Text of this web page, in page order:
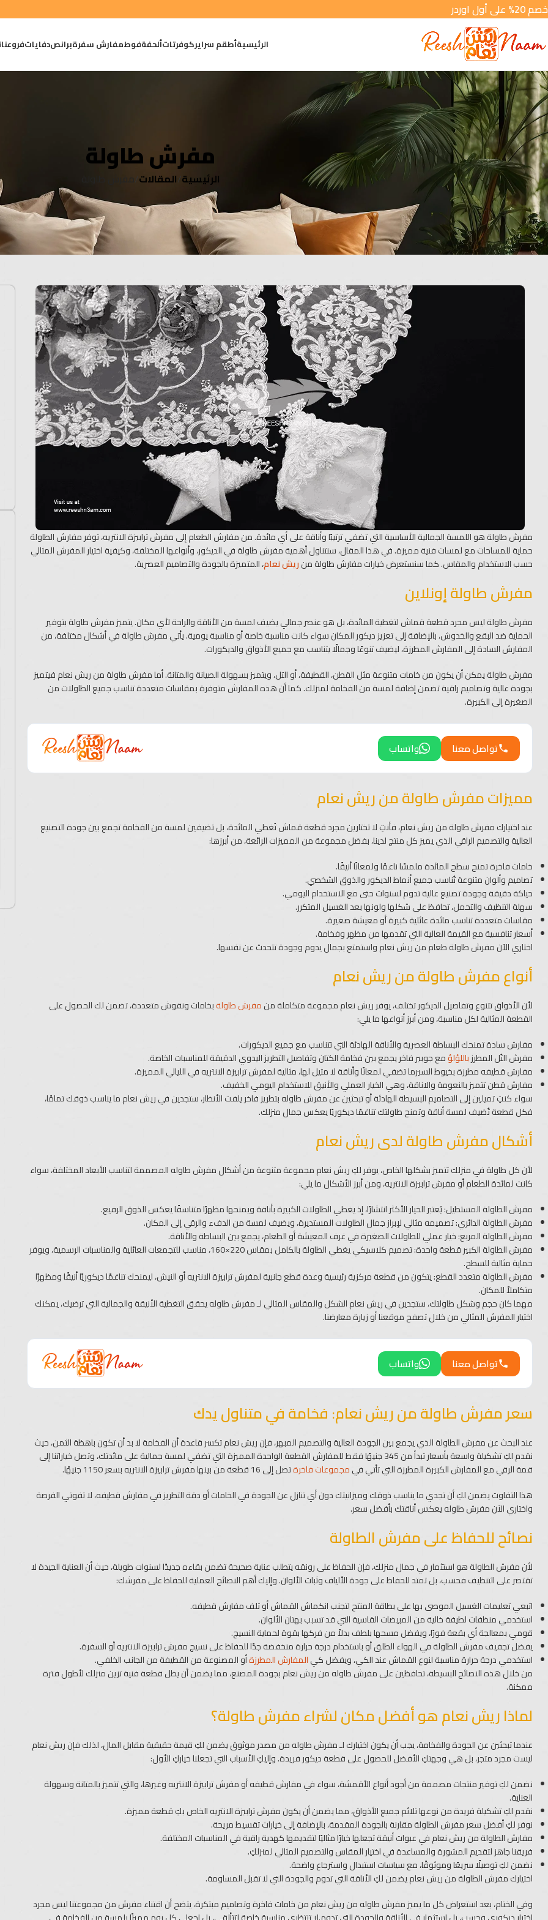
خصم 20% على أول اوردر
الرئيسيةأطقم سرايركوفرتاتألحفةفوطمفارش سفرةبرانصدفاياتفروعنا
مفرش طاولة
الرئيسية المقالات
مفرش طاولة هو اللمسة الجمالية الأساسية التي تضفي ترتيبًا وأناقة على أي مائدة. من مفارش الطعام إلى مفرش ترابيزة الانتريه، توفر مفارش الطاولة
حماية للمساحات مع لمسات فنية مميزة. في هذا المقال، سنتناول أهمية مفرش طاولة في الديكور، وأنواعها المختلفة، وكيفية اختيار المفرش المثالي
حسب الاستخدام والمقاس. كما سنستعرض خيارات مفارش طاولة منريش نعام، المتميزة بالجودة والتصاميم العصرية.
مفرش طاولة إونلاين
مفرش طاولة ليس مجرد قطعة قماش لتغطية المائدة، بل هو عنصر جمالي يضيف لمسة من الأناقة والراحة لأي مكان. يتميز مفرش طاولة بتوفير
الحماية ضد البقع والخدوش، بالإضافة إلى تعزيز ديكور المكان سواء كانت مناسبة خاصة أو مناسبة يومية. يأتي مفرش طاولة في أشكال مختلفة، من
المفارش السادة إلى المفارش المطرزة، ليضيف تنوعًا وجمالًا يتناسب مع جميع الأذواق والديكورات.
مفرش طاولة يمكن أن يكون من خامات متنوعة مثل القطن، القطيفة، أو التل، ويتميز بسهولة الصيانة والمتانة. أما مفرش طاولة من ريش نعام فيتميز
بجودة عالية وتصاميم راقية تضمن إضافة لمسة من الفخامة لمنزلك. كما أن هذه المفارش متوفرة بمقاسات متعددة تناسب جميع الطاولات من
الصغيرة إلى الكبيرة.
واتساب تواصل معنا
مميزات مفرش طاولة من ريش نعام
عند اختيارك مفرش طاولة من ريش نعام، فأنتِ لا تختارين مجرد قطعة قماش تُغطي المائدة، بل تضيفين لمسة من الفخامة تجمع بين جودة التصنيع
العالية والتصميم الراقي الذي يميز كل منتج لدينا، بفضل مجموعة من المميزات الرائعة، من أبرزها:
خامات فاخرة تمنح سطح المائدة ملمسًا ناعمًا ولمعانًا أنيقًا.
تصاميم وألوان متنوعة تُناسب جميع أنماط الديكور والذوق الشخصي.
حياكة دقيقة وجودة تصنيع عالية تدوم لسنوات حتى مع الاستخدام اليومي.
سهلة التنظيف والتحمل، تحافظ على شكلها ولونها بعد الغسيل المتكرر.
مقاسات متعددة تناسب مائدة عائلية كبيرة أو معيشة صغيرة.
أسعار تنافسية مع القيمة العالية التي تقدمها من مظهر وفخامة.
اختاري الآن مفرش طاولة طعام من ريش نعام واستمتع بجمال يدوم وجودة تتحدث عن نفسها.
أنواع مفرش طاولة من ريش نعام
لأن الأذواق تتنوع وتفاصيل الديكور تختلف، يوفر ريش نعام مجموعة متكاملة منمفرش طاولةبخامات ونقوش متعددة، تضمن لك الحصول على
القطعة المثالية لكل مناسبة، ومن أبرز أنواعها ما يلي:
مفارش سادة تمنحك البساطة العصرية والأناقة الهادئة التي تتناسب مع جميع الديكورات.
مفرش التُل المطرزباللؤلؤمع جوبير فاخر يجمع بين فخامة الكتان وتفاصيل التطريز اليدوي الدقيقة للمناسبات الخاصة.
مفارش قطيفه مطرزة بخيوط السيرما تضفي لمعانًا وأناقة لا مثيل لها، مثالية لمفرش ترابيزة الانتريه في الليالي المميزة.
مفارش قطن تتميز بالنعومة والاناقة، وهي الخيار العملي والأنيق للاستخدام اليومي الخفيف.
سواء كنتِ تميلين إلى التصاميم البسيطة الهادئة أو تبحثين عن مفرش طاوله بتطريز فاخر يلفت الأنظار، ستجدين في ريش نعام ما يناسب ذوقك تمامًا،
فكل قطعة تُضيف لمسة أناقة وتمنح طاولتك تناغمًا ديكوريًا يعكس جمال منزلك.
أشكال مفرش طاولة لدى ريش نعام
لأن كل طاولة في منزلك تتميز بشكلها الخاص، يوفر لكِ ريش نعام مجموعة متنوعة من أشكال مفرش طاوله المصممة لتناسب الأبعاد المختلفة، سواء
كانت لمائدة الطعام أو مفرش ترابيزة الانتريه، ومن أبرز الأشكال ما يلي:
مفرش الطاولة المستطيل: يُعتبر الخيار الأكثر انتشارًا، إذ يغطي الطاولات الكبيرة بأناقة ويمنحها مظهرًا متناسقًا يعكس الذوق الرفيع.
مفرش الطاولة الدائري: تصميمه مثالي لإبراز جمال الطاولات المستديرة، ويضيف لمسة من الدفء والرقي إلى المكان.
مفرش الطاولة المربع: خيار عملي للطاولات الصغيرة في غرف المعيشة أو الطعام، يجمع بين البساطة والأناقة.
مفرش الطاولة الكبير قطعة واحدة: تصميم كلاسيكي يغطي الطاولة بالكامل بمقاس ‎160×220‎، مناسب للتجمعات العائلية والمناسبات الرسمية، ويوفر
حماية مثالية للسطح.
مفرش الطاولة متعدد القطع: يتكون من قطعة مركزية رئيسية وعدة قطع جانبية لمفرش ترابيزة الانتريه أو النيش، ليمنحك تناغمًا ديكوريًا أنيقًا ومظهرًا
متكاملاً للمكان.
مهما كان حجم وشكل طاولتك، ستجدين في ريش نعام الشكل والمقاس المثالي لـ مفرش طاوله يحقق التغطية الأنيقة والجمالية التي ترضيك، يمكنك
اختيار المفرش المثالي من خلال تصفح موقعنا أو زيارة معارضنا.
واتساب تواصل معنا
سعر مفرش طاولة من ريش نعام: فخامة في متناول يدك
عند البحث عن مفرش الطاولة الذي يجمع بين الجودة العالية والتصميم المبهر، فإن ريش نعام تكسر قاعدة أن الفخامة لا بد أن تكون باهظة الثمن، حيث
نقدم لكِ تشكيلة واسعة بأسعار تبدأ من 345 جنيهًا فقط للمفارش القطعة الواحدة المميزة التي تضفي لمسة جمالية على مائدتك، وتصل خياراتنا إلى
قمة الرقي مع المفارش الكبيرة المطرزة التي تأتي فيمجموعات فاخرةتصل إلى 16 قطعة من بينها مفرش ترابيزة الانتريه بسعر 1150 جنيهًا.
هذا التفاوت يضمن لكِ أن تجدي ما يناسب ذوقك وميزانيتك دون أي تنازل عن الجودة في الخامات أو دقة التطريز في مفارش قطيفه، لا تفوتي الفرصة
واختاري الآن مفرش طاوله يعكس أناقتك بأفضل سعر.
نصائح للحفاظ على مفرش الطاولة
لأن مفرش الطاولة هو استثمار في جمال منزلك، فإن الحفاظ على رونقه يتطلب عناية صحيحة تضمن بقاءه جديدًا لسنوات طويلة، حيث أن العناية الجيدة لا
تقتصر على التنظيف فحسب، بل تمتد للحفاظ على جودة الألياف وثبات الألوان. وإليك أهم النصائح العملية للحفاظ على مفرشك:
اتبعي تعليمات الغسيل الموصى بها على بطاقة المنتج لتجنب انكماش القماش أو تلف مفارش قطيفه.
استخدمي منظفات لطيفة خالية من المبيضات القاسية التي قد تسبب بهتان الألوان.
قومي بمعالجة أي بقعة فورًا، ويفضل مسحها بلطف بدلاً من فركها بقوة لحماية النسيج.
يفضل تجفيف مفرش الطاولة في الهواء الطلق أو باستخدام درجة حرارة منخفضة جدًا للحفاظ على نسيج مفرش ترابيزة الانتريه أو السفرة.
استخدمي درجة حرارة مناسبة لنوع القماش عند الكي، ويفضل كيالمفارش المطرزةأو المصنوعة من القطيفة من الجانب الخلفي.
من خلال هذه النصائح البسيطة، تحافظين على مفرش طاوله من ريش نعام بجودة المصنع، مما يضمن أن يظل قطعة فنية تزين منزلك لأطول فترة
ممكنة.
لماذا ريش نعام هو أفضل مكان لشراء مفرش طاولة؟
عندما تبحثين عن الجودة والفخامة، يجب أن يكون اختيارك لـ مفرش طاوله من مصدر موثوق يضمن لكِ قيمة حقيقية مقابل المال، لذلك فإن ريش نعام
ليست مجرد متجر، بل هي وجهتكِ الأفضل للحصول على قطعة ديكور فريدة. وإليكِ الأسباب التي تجعلنا خياركِ الأول:
نضمن لكِ توفير منتجات مصممة من أجود أنواع الأقمشة، سواء في مفارش قطيفه أو مفرش ترابيزة الانتريه وغيرها، والتي تتميز بالمتانة وسهولة
العناية.
نقدم لكِ تشكيلة فريدة من نوعها تلائم جميع الأذواق، مما يضمن أن يكون مفرش ترابيزة الانتريه الخاص بكِ قطعة مميزة.
نوفر لكِ أفضل سعر مفرش الطاولة مقارنة بالجودة المقدمة، بالإضافة إلى خيارات تقسيط مريحة.
مفارش الطاولة من ريش نعام في عبوات أنيقة تجعلها خيارًا مثاليًا لتقديمها كهدية راقية في المناسبات المختلفة.
فريقنا جاهز لتقديم المشورة والمساعدة في اختيار المقاس والتصميم المثالي لمنزلكِ.
نضمن لكِ توصيلًا سريعًا وموثوقًا، مع سياسات استبدال واسترجاع واضحة.
اختيارك مفرش الطاولة من ريش نعام يضمن لكِ الأناقة التي تدوم والجودة التي لا تقبل المساومة.
وفي الختام، بعد استعراض كل ما يميز مفرش طاوله من ريش نعام من خامات فاخرة وتصاميم مبتكرة، يتضح أن اقتناء مفرش من مجموعتنا ليس مجرد